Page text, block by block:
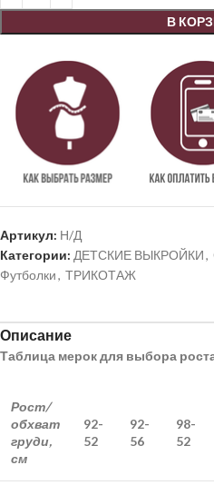
В
Артикул: Н/Д
Категории: ДЕТСКИЕ ВЫКРОЙКИ,
Футболки, ТРИКОТАЖ
Описание
Таблица мерок для выбора
Рост/
обхват
груди,
см
92-
52
92-
56
98-
52